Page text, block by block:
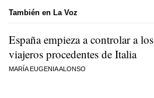
También en La Voz
España empieza a controlar a los
viajeros procedentes de Italia
MARÍA EUGENIA ALONSO